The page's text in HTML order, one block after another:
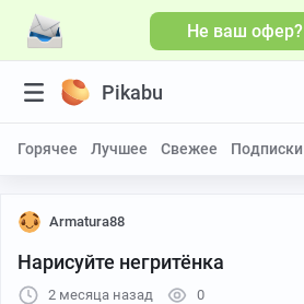
Не ваш офер?
Pikabu
Горячее Лучшее Свежее Подписки
Armatura88
Нарисуйте негритёнка
2 месяца назад 0